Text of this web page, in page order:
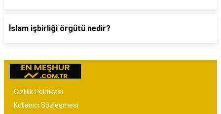
İslam işbirliği örgütü nedir?
Gizlilik Politikası
Kullanıcı Sözleşmesi